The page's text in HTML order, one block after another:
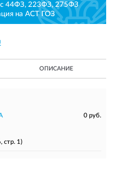
44ФЗ, 223ФЗ, 275ФЗ
на АСТ ГОЗ
ОПИСАНИЕ
0 руб.
стр. 1)